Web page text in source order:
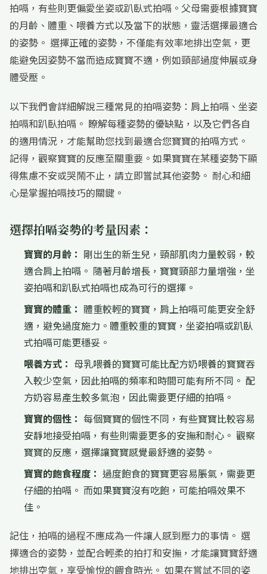
拍嗝，有些則更偏愛坐姿或趴臥式拍嗝。父母需要根據寶寶
的月齡、體重、喂養方式以及當下的狀態，靈活選擇最適合
的姿勢。 選擇正確的姿勢，不僅能有效率地排出空氣，更
能避免因姿勢不當而造成寶寶不適，例如頸部過度伸展或身
體受壓。
以下我們會詳細解說三種常見的拍嗝姿勢：肩上拍嗝、坐姿
拍嗝和趴臥拍嗝。 瞭解每種姿勢的優缺點，以及它們各自
的適用情況，才能幫助您找到最適合您寶寶的拍嗝方式。
記得，觀察寶寶的反應至關重要。如果寶寶在某種姿勢下顯
得焦慮不安或哭鬧不止，請立即嘗試其他姿勢。 耐心和細
心是掌握拍嗝技巧的關鍵。
選擇拍嗝姿勢的考量因素：
寶寶的月齡： 剛出生的新生兒，頸部肌肉力量較弱，較
適合肩上拍嗝。 隨著月齡增長，寶寶頸部力量增強，坐
姿拍嗝和趴臥式拍嗝也成為可行的選擇。
寶寶的體重： 體重較輕的寶寶，肩上拍嗝可能更安全舒
適，避免過度施力。體重較重的寶寶，坐姿拍嗝或趴臥
式拍嗝可能更穩妥。
喂養方式： 母乳喂養的寶寶可能比配方奶喂養的寶寶吞
入較少空氣，因此拍嗝的頻率和時間可能有所不同。 配
方奶容易產生較多氣泡，因此需要更仔細的拍嗝。
寶寶的個性： 每個寶寶的個性不同，有些寶寶比較容易
安靜地接受拍嗝，有些則需要更多的安撫和耐心。 觀察
寶寶的反應，選擇讓寶寶感覺最舒適的姿勢。
寶寶的飽食程度： 過度飽食的寶寶更容易脹氣，需要更
仔細的拍嗝。 而如果寶寶沒有吃飽，可能拍嗝效果不
佳。
記住，拍嗝的過程不應成為一件讓人感到壓力的事情。 選
擇適合的姿勢，並配合輕柔的拍打和安撫，才能讓寶寶舒適
地排出空氣，享受愉悅的餵食時光。 如果在嘗試不同的姿